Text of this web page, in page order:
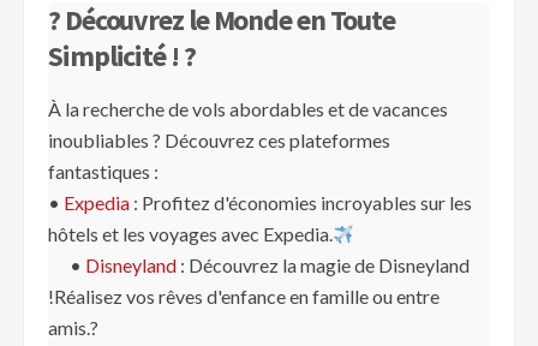
? Découvrez le Monde en Toute
Simplicité ! ?
À la recherche de vols abordables et de vacances
inoubliables ? Découvrez ces plateformes
fantastiques :
• Expedia : Profitez d'économies incroyables sur les
hôtels et les voyages avec Expedia.
• Disneyland : Découvrez la magie de Disneyland
!Réalisez vos rêves d'enfance en famille ou entre
amis.?